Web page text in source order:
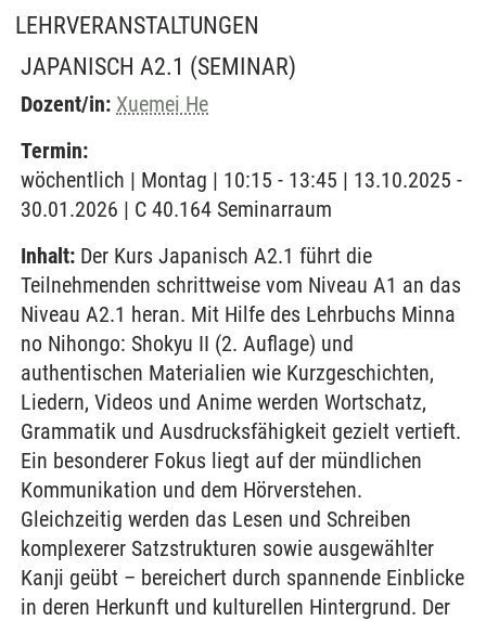
LEHRVERANSTALTUNGEN
JAPANISCH A2.1 (SEMINAR)
Dozent/in: Xuemei He
Termin:
wöchentlich | Montag | 10:15 - 13:45 | 13.10.2025 -
30.01.2026 | C 40.164 Seminarraum
Inhalt: Der Kurs Japanisch A2.1 führt die
Teilnehmenden schrittweise vom Niveau A1 an das
Niveau A2.1 heran. Mit Hilfe des Lehrbuchs Minna
no Nihongo: Shokyu II (2. Auflage) und
authentischen Materialien wie Kurzgeschichten,
Liedern, Videos und Anime werden Wortschatz,
Grammatik und Ausdrucksfähigkeit gezielt vertieft.
Ein besonderer Fokus liegt auf der mündlichen
Kommunikation und dem Hörverstehen.
Gleichzeitig werden das Lesen und Schreiben
komplexerer Satzstrukturen sowie ausgewählter
Kanji geübt – bereichert durch spannende Einblicke
in deren Herkunft und kulturellen Hintergrund. Der